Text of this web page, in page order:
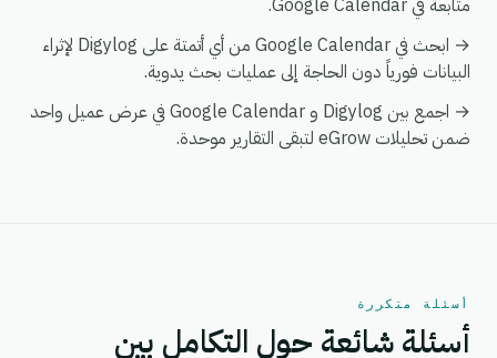
متابعة في Google Calendar.
→ ابحث في Google Calendar من أي أتمتة على Digylog لإثراء
البيانات فورياً دون الحاجة إلى عمليات بحث يدوية.
→ اجمع بين Digylog و Google Calendar في عرض عميل واحد
ضمن تحليلات eGrow لتبقى التقارير موحدة.
أسئلة متكررة
أسئلة شائعة حول التكامل بين